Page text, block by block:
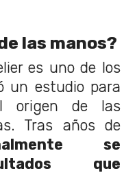
las manos?
es uno de los
un estudio para
origen de las
Tras años de
se
que